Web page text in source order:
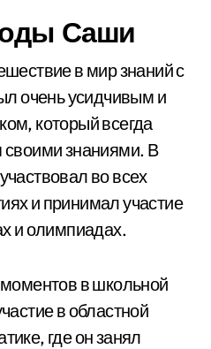
Саши
в мир знаний с
очень усидчивым и
который всегда
своими знаниями. В
во всех
и принимал участие
и олимпиадах.
в школьной
в областной
где он занял